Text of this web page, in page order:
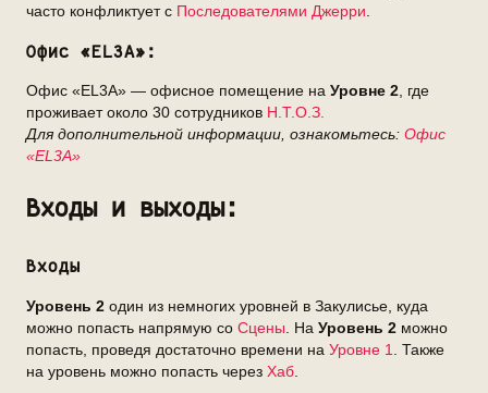
часто конфликтует с Последователями Джерри.
Офис «EL3A»:
Офис «EL3A» — офисное помещение на Уровне 2, где
проживает около 30 сотрудников Н.Т.О.З.
Для дополнительной информации, ознакомьтесь: Офис
«EL3A»
Входы и выходы:
Входы
Уровень 2 один из немногих уровней в Закулисье, куда
можно попасть напрямую со Сцены . На Уровень 2 можно
попасть, проведя достаточно времени на Уровне 1
. Также
на уровень можно попасть через Хаб